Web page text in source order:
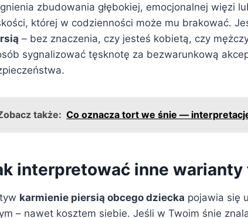
zbudowania głębokiej, emocjonalnej więzi
której w codzienności może mu brakować.
– bez znaczenia, czy jesteś kobietą, czy
sygnalizować tęsknotę za bezwarunkową
także: Co oznacza tort we śnie —
interpretować inne warianty
karmienie piersią obcego dziecka pojawia się
– nawet kosztem siebie. Jeśli w Twoim śnie